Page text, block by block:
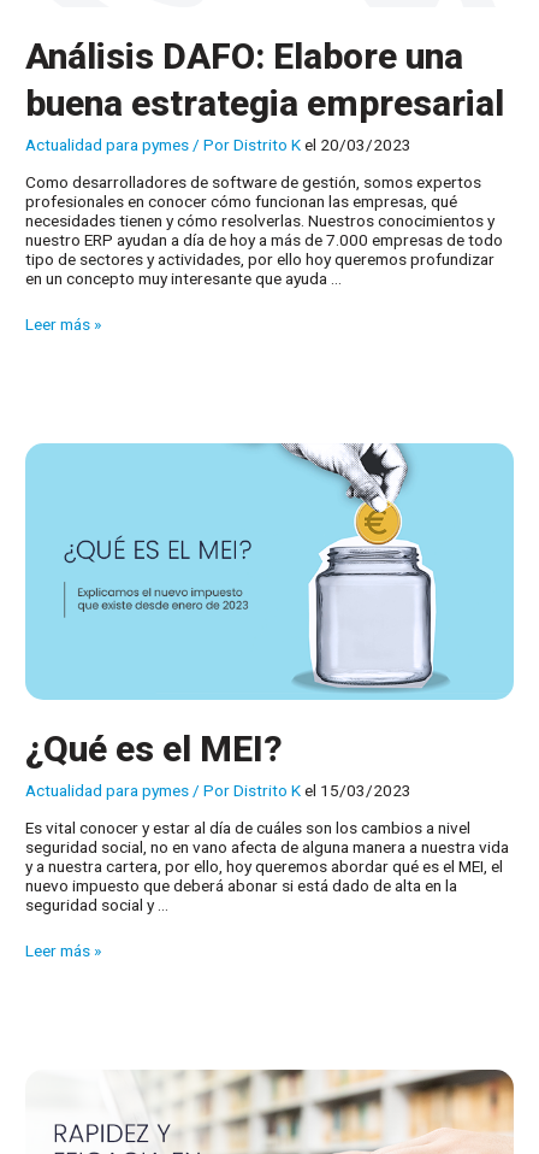
Análisis DAFO: Elabore una
buena estrategia empresarial
Actualidad para pymes / PorDistrito Kel 20/03/2023
Como desarrolladores de software de gestión, somos expertos
profesionales en conocer cómo funcionan las empresas, qué
necesidades tienen y cómo resolverlas. Nuestros conocimientos y
nuestro ERP ayudan a día de hoy a más de 7.000 empresas de todo
tipo de sectores y actividades, por ello hoy queremos profundizar
en un concepto muy interesante que ayuda …
Análisis
Leer más »
¿Qué es el MEI?
Actualidad para pymes / PorDistrito Kel 15/03/2023
Es vital conocer y estar al día de cuáles son los cambios a nivel
seguridad social, no en vano afecta de alguna manera a nuestra vida
y a nuestra cartera, por ello, hoy queremos abordar qué es el MEI, el
nuevo impuesto que deberá abonar si está dado de alta en la
seguridad social y …
¿Qué
Leer más »